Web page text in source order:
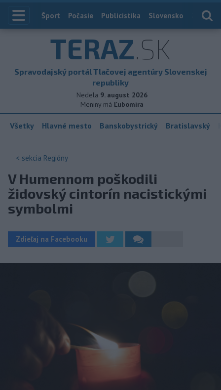
Index
Šport Počasie Publicistika Slovensko
TERAZ.SK
Spravodajský portál Tlačovej agentúry Slovenskej
republiky
Nedela 9. august 2026
Meniny má Ľubomíra
Všetky Hlavné mesto Banskobystrický Bratislavský
< sekcia Regióny
V Humennom poškodili
židovský cintorín nacistickými
symbolmi
Zdieľaj na Facebooku